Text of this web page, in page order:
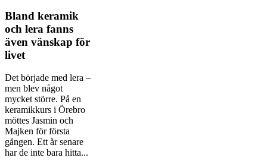
Bland keramik
och lera fanns
även vänskap för
livet
Det började med lera –
men blev något
mycket större. På en
keramikkurs i Örebro
möttes Jasmin och
Majken för första
gången. Ett år senare
har de inte bara hitta...